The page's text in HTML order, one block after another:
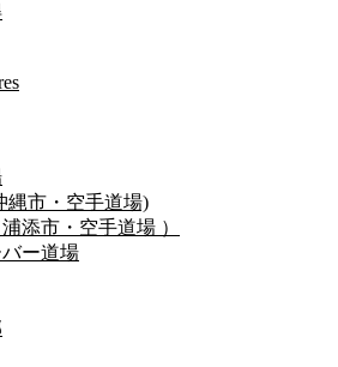
縄市・空手道場)
添市・空手道場 ）
ー道場